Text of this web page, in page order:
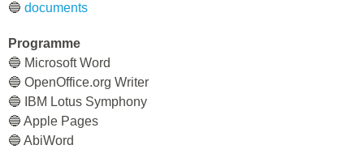
🔵 documents
Programme
🔵 Microsoft Word
🔵 OpenOffice.org Writer
🔵 IBM Lotus Symphony
🔵 Apple Pages
🔵 AbiWord